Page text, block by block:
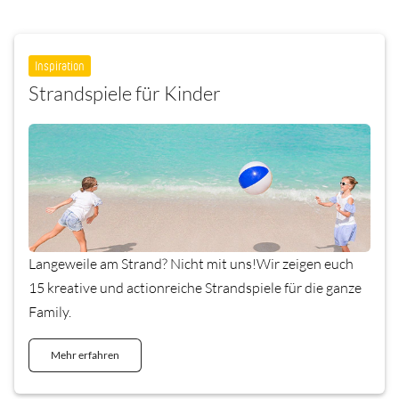
Inspiration
Strandspiele für Kinder
Langeweile am Strand? Nicht mit uns!Wir zeigen euch
15 kreative und actionreiche Strandspiele für die ganze
Family.
Mehr erfahren